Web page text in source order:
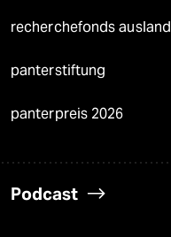
recherchefonds ausland
panterstiftung
panterpreis 2026
Podcast